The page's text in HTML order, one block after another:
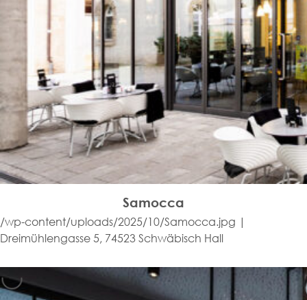
Samocca
/wp-content/uploads/2025/10/Samocca.jpg |
Dreimühlengasse 5, 74523 Schwäbisch Hall